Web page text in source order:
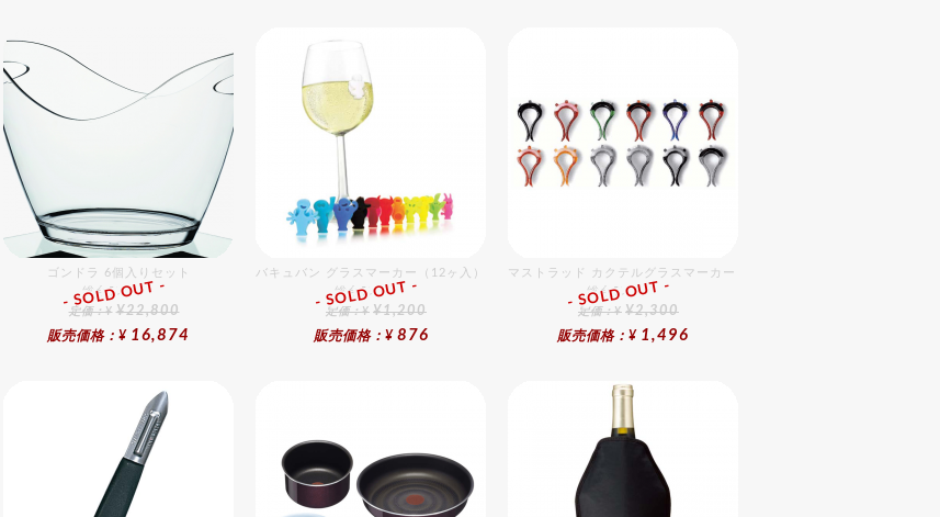
ゴンドラ 6個入りセット
総合ﾗﾝｷﾝｸﾞ
定価：¥ ¥22,800
販売価格：¥ 16,874
- SOLD OUT -
バキュバン グラスマーカー（12ヶ入）
総合ﾗﾝｷﾝｸﾞ
定価：¥ ¥1,200
販売価格：¥ 876
- SOLD OUT -
マストラッド カクテルグラスマーカー 12個入
総合ﾗﾝｷﾝｸﾞ
定価：¥ ¥2,300
販売価格：¥ 1,496
- SOLD OUT -